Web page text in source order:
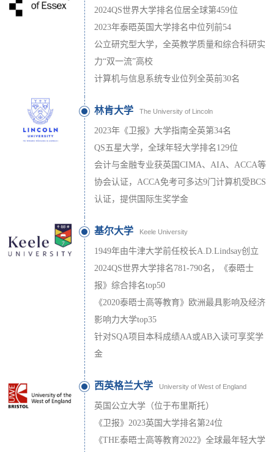
2024QS世界大学排名位居全球第459位
2023年泰晤英国大学排名中位列前54
公立研究型大学，全英教学质量和综合科研实
力“双一流”高校
计算机与信息系统专业位列全英前30名
林肯大学 The University of Lincoln
2023年《卫报》大学指南全英第34名
QS五星大学，全球年轻大学排名129位
会计与金融专业获英国CIMA、AIA、ACCA等
协会认证，ACCA免考可多达9门计算机受BCS
认证，提供国际生奖学金
基尔大学 Keele University
1949年由牛津大学前任校长A.D.Lindsay创立
2024QS世界大学排名781-790名，《泰晤士
报》综合排名top50
《2020泰晤士高等教育》欧洲最具影响及经济
影响力大学top35
针对SQA项目本科成绩AA或AB入读可享奖学
金
西英格兰大学 University of West of England
英国公立大学（位于布里斯托）
《卫报》2023英国大学排名第24位
《THE泰晤士高等教育2022》全球最年轻大学